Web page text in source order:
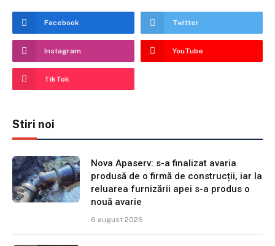
Facebook Twitter
Instagram YouTube
TikTok
Stiri noi
Nova Apaserv: s-a finalizat avaria
produsă de o firmă de construcții, iar la
reluarea furnizării apei s-a produs o
nouă avarie
6 august 2026